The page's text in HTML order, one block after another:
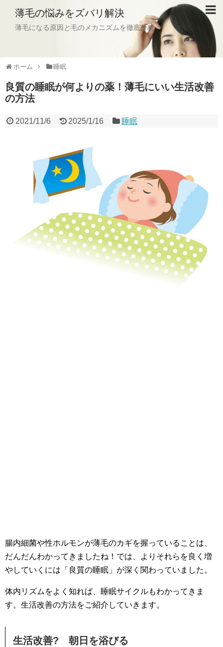
薄毛の悩みをズバリ解決
薄毛になる原因と毛のメカニズムを徹底分析
ホーム 睡眠
良質の睡眠が何よりの薬！薄毛にいい生活改善
の方法
2021/11/6 2025/1/16 睡眠
腸内細菌や性ホルモンが薄毛のカギを握っていることは、
だんだんわかってきましたね！では、よりそれらを良く増
やしていくには「良質の睡眠」が深く関わっていました。
体内リズムをよく知れば、睡眠サイクルもわかってきま
す。生活改善の方法をご紹介していきます。
生活改善? 朝日を浴びる